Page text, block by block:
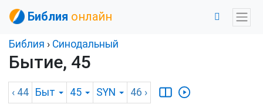
Библия онлайн
Библия › Синодальный
Бытие, 45
‹ 44 Быт 45 SYN 46 ›